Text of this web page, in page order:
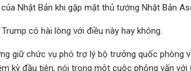
Nhật Bản khi gặp mặt thủ tướng Nhật Bản
có hài lòng với điều này hay không.
giữ chức vụ phó trợ lý bộ trưởng quốc phòng
kỳ đầu tiên, nói trong một cuộc phỏng vấn